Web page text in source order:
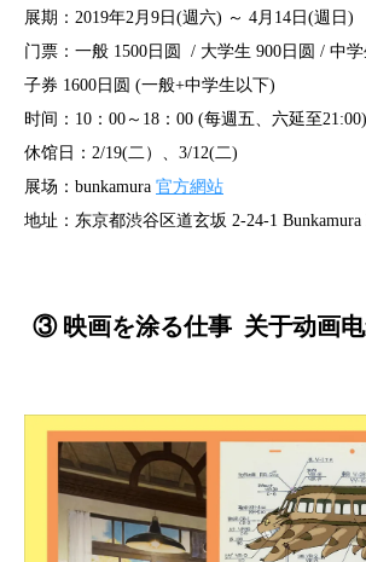
展期：2019年2月9日(週六) ～ 4月14日(週日)
门票：一般 1500日圆 / 大学生 900日圆 / 中
子券 1600日圆 (一般+中学生以下)
时间：10：00～18：00 (每週五、六延至21:00)
休馆日：2/19(二）、3/12(二)
展场：bunkamura 官方網站
地址：东京都渋谷区道玄坂 2-24-1
③ 映画を涂る仕事 关于动画